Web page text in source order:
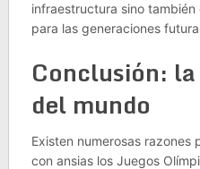
infraestructura sino
para las generaciones
Conclusión:
del mundo
Existen numerosas razones
con ansias los Juegos